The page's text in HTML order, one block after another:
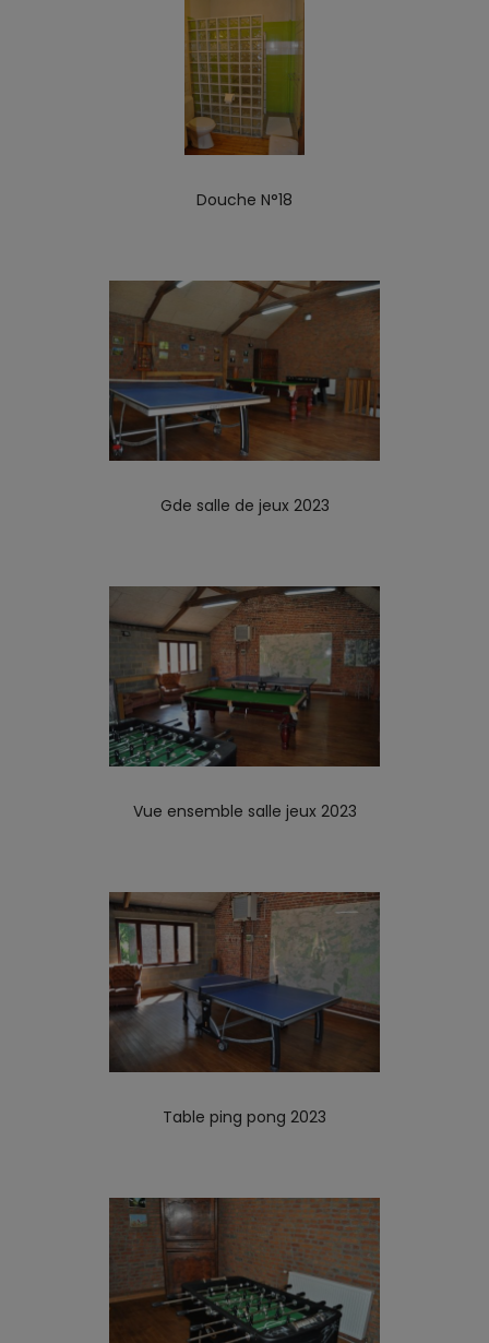
Douche N°18
Gde salle de jeux 2023
Vue ensemble salle jeux 2023
Table ping pong 2023